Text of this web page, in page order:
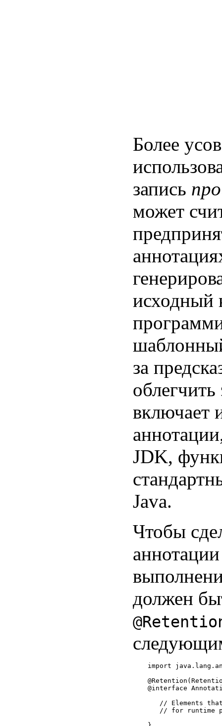
Более
запись
может
исходный
за
включает
JDK,
Java.
Чтобы
должен
import
@interface
// Elements
// for runtime